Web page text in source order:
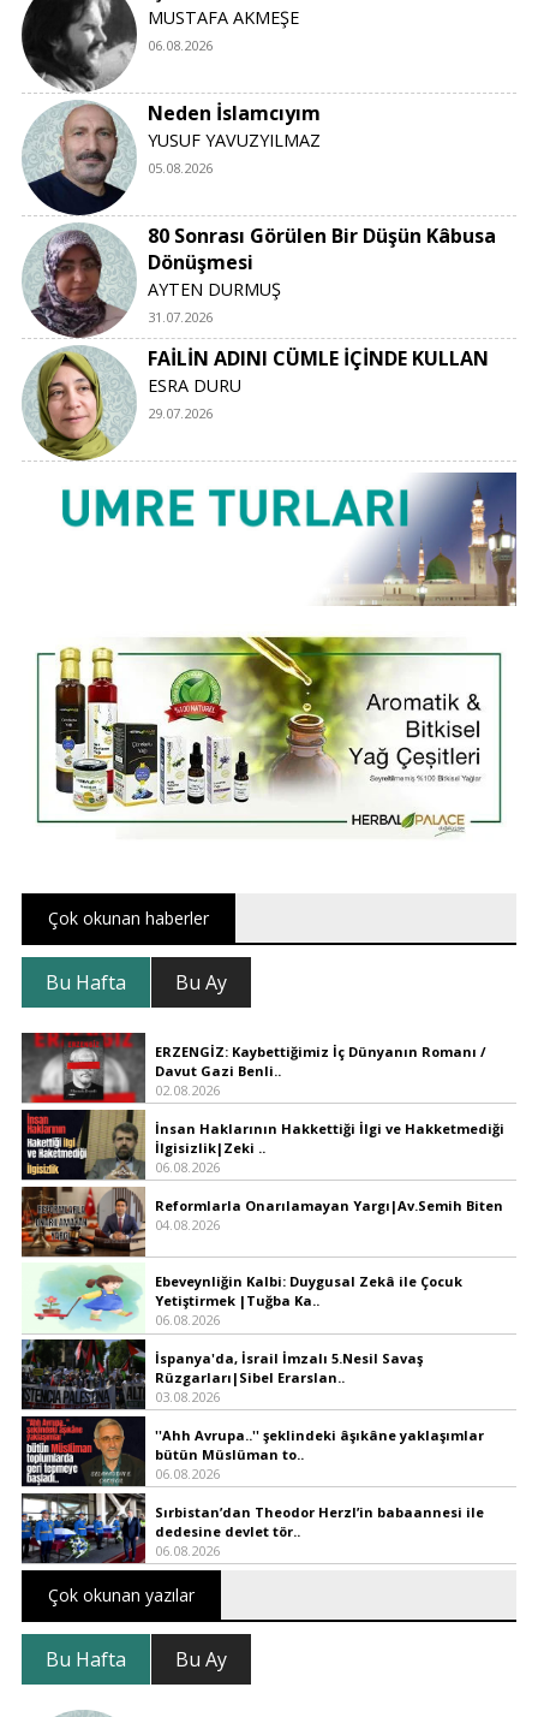
MUSTAFA AKMEŞE
06.08.2026
Neden İslamcıyım
YUSUF YAVUZYILMAZ
05.08.2026
80 Sonrası Görülen Bir Düşün Kâbusa
Dönüşmesi
AYTEN DURMUŞ
31.07.2026
FAİLİN ADINI CÜMLE İÇİNDE KULLAN
ESRA DURU
29.07.2026
Çok okunan haberler
Bu Hafta Bu Ay
ERZENGİZ: Kaybettiğimiz İç Dünyanın Romanı /
Davut Gazi Benli..
02.08.2026
İnsan Haklarının Hakkettiği İlgi ve Hakketmediği
İlgisizlik|Zeki ..
06.08.2026
Reformlarla Onarılamayan Yargı|Av.Semih Biten
04.08.2026
Ebeveynliğin Kalbi: Duygusal Zekâ ile Çocuk
Yetiştirmek |Tuğba Ka..
06.08.2026
İspanya'da, İsrail İmzalı 5.Nesil Savaş
Rüzgarları|Sibel Erarslan..
03.08.2026
''Ahh Avrupa..'' şeklindeki âşıkâne yaklaşımlar
bütün Müslüman to..
06.08.2026
Sırbistan’dan Theodor Herzl’in babaannesi ile
dedesine devlet tör..
06.08.2026
Çok okunan yazılar
Bu Hafta Bu Ay